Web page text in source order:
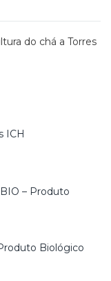
do chá a Torres
ICH
– Produto
Biológico